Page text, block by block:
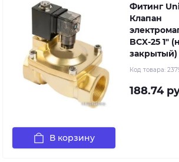
Фитинг
Клапан
BCX-25 1"
закрытый)
Код товара:
188.74
В корзину